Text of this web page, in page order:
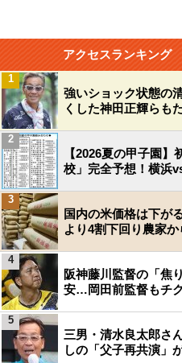
アクセスランキング
強いショック状態の
くした神田正輝らも
1
【2026夏の甲子園
校」完全予想！横浜
2
国内の米価格は下が
より4割下回り農家
3
阪神藤川監督の「焦
安…岡田前監督もチ
4
三男・清水良太郎さ
しの「父子再共演」
5